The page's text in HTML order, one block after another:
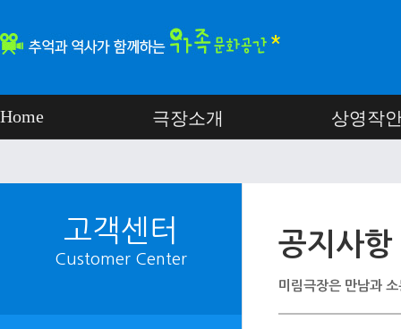
Home 극장소개 상영작
고객센터
Customer Center 공지사항
미림극장은 만남과